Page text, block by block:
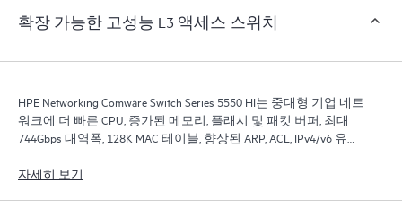
확장 가능한 고성능 L3 액세스 스위치
HPE Networking Comware Switch Series 5550 HI는 중대형 기업 네트
워크에 더 빠른 CPU, 증가된 메모리, 플래시 및 패킷 버퍼, 최대
744Gbps 대역폭, 128K MAC 테이블, 향상된 ARP, ACL, IPv4/v6 유니
자세히 보기